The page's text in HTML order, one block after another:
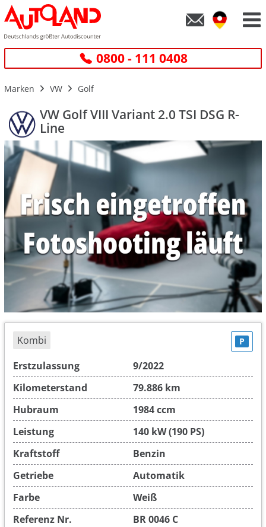
0800 - 111 0408
Marken VW Golf
VW Golf VIII Variant 2.0 TSI DSG R-
Line
Kombi P
Erstzulassung
9/2022
Kilometerstand
79.886 km
Hubraum
1984 ccm
Leistung
140 kW (190 PS)
Kraftstoff
Benzin
Getriebe
Automatik
Farbe
Weiß
Referenz Nr.
BR 0046 C